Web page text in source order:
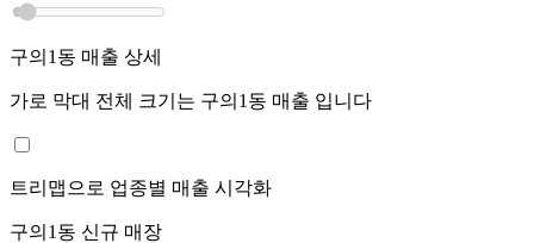
구의1동 매출 상세
가로 막대 전체 크기는 구의1동 매출 입니다
트리맵으로 업종별 매출 시각화
구의1동 신규 매장